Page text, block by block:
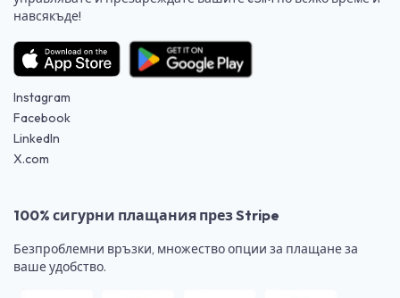
навсякъде!
Instagram
Facebook
LinkedIn
X.com
100% сигурни плащания през Stripe
Безпроблемни връзки, множество опции за плащане за
ваше удобство.